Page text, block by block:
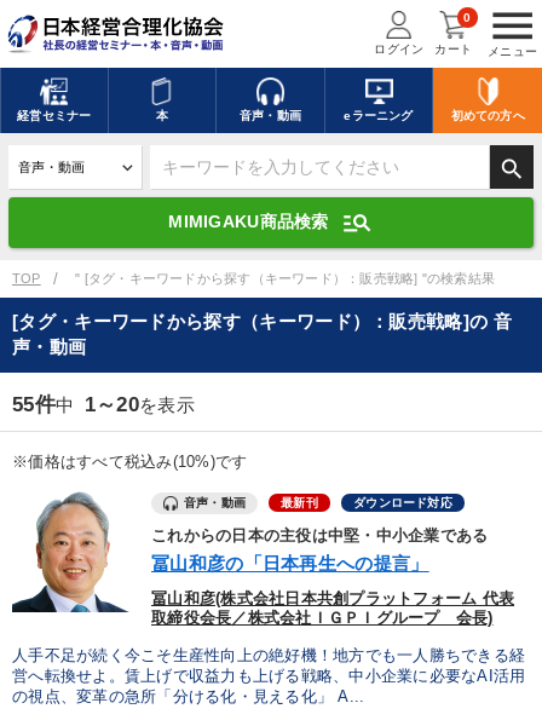
menu
メニュー
ログイン カート
0
経営セミナー 本 音声・動画 eラーニング 初めての方へ
search
MIMIGAKU商品検索 manage_search
キーワードを入力して探す
デジタル版対応のみ検索結果に表示する
search 上記の条件で検索
mic 講演収録物を探す
全国経営者セミナー講演収録物（全1315タイトル）からお探しいただけ
ます
優秀各社の智恵と戦略 事業家のロマンと経営
若手異才経営者の発想 専門家のアドバイス
リーダーの器量を学ぶ
TOP " [タグ・キーワードから探す（キーワード）：販売戦略] "の検索結果
[タグ・キーワードから探す（キーワード）：販売戦略]の 音
声・動画
55件中 1～20を表示
※価格はすべて税込み(10%)です
音声・動画 最新刊 ダウンロード対応
これからの日本の主役は中堅・中小企業である
冨山和彦の「日本再生への提言」
冨山和彦(株式会社日本共創プラットフォーム 代表
取締役会長／株式会社ＩＧＰＩグループ 会長)
人手不足が続く今こそ生産性向上の絶好機！地方でも一人勝ちできる経
営へ転換せよ。賃上げで収益力も上げる戦略、中小企業に必要なAI活用
の視点、変革の急所「分ける化・見える化」 A...